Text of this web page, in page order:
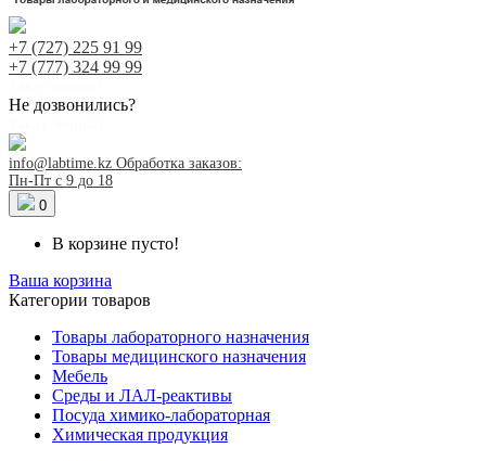
+7 (727) 225 91 99
+7 (777) 324 99 99
Не дозвонились?
info@labtime.kz Обработка заказов:
Пн-Пт с 9 до 18
0
В корзине пусто!
Ваша корзина
Категории товаров
Товары лабораторного назначения
Товары медицинского назначения
Мебель
Среды и ЛАЛ-реактивы
Посуда химико-лабораторная
Химическая продукция